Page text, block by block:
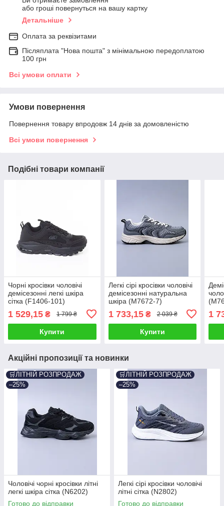
або гроші повернуться на вашу картку
Детальніше
Оплата за реквізитами
Післяплата "Нова пошта" з мінімальною передоплатою
100 грн
Всі умови оплати
Умови повернення
Повернення товару впродовж 14 днів за домовленістю
Всі умови повернення
Подібні товари компанії
Чорні кросівки чоловічі
демісезонні легкі шкіра
сітка (F1406-101)
1 529,15 ₴ 1 799 ₴
Купити
Легкі сірі кросівки чоловічі
демісезонні натуральна
шкіра (M7672-7)
1 733,15₴ 2 039 ₴
Купити
1
Акційні пропозиції та новинки
🛒ЛІТНІЙ РОЗПРОДАЖ
–25%
Чоловічі чорні кросівки літні
легкі шкіра сітка (N6202)
Готово до відправки
🛒ЛІТНІЙ РОЗПРОДАЖ
–25%
Легкі сірі кросівки чоловічі
літні сітка (N2802)
Готово до відправки